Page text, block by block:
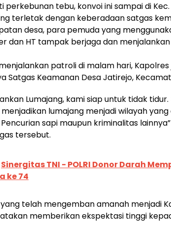
perkebunan tebu, konvoi ini sampai di Kec.
terletak dengan keberadaan satgas
desa, para pemuda yang
dan HT tampak berjaga dan
patroli di malam hari,
Satgas Keamanan Desa Jatirejo,
Lumajang, kami siap untuk tidak
lumajang menjadi wilayah
sapi maupun kriminalitas
tersebut.
Sinergitas TNI - POLRI Donor Darah
ke 74
telah mengemban amanah menjadi
memberikan ekspektasi tinggi